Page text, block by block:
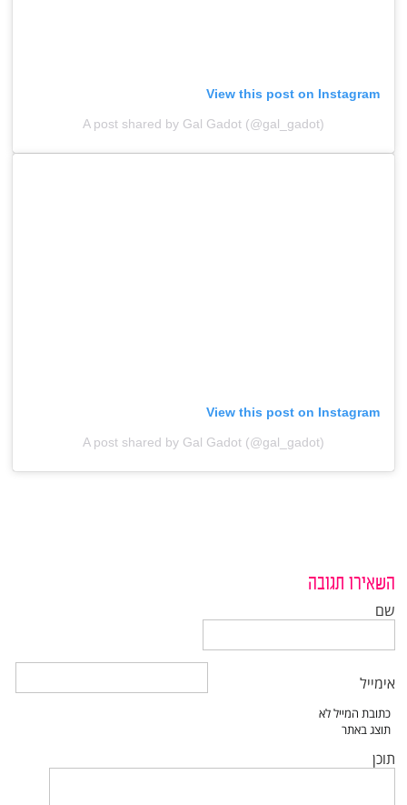
View this post on Instagram
A post shared by Gal Gadot (@gal_gadot)
View this post on Instagram
A post shared by Gal Gadot (@gal_gadot)
השאירו תגובה
שם
אימייל
תוכן